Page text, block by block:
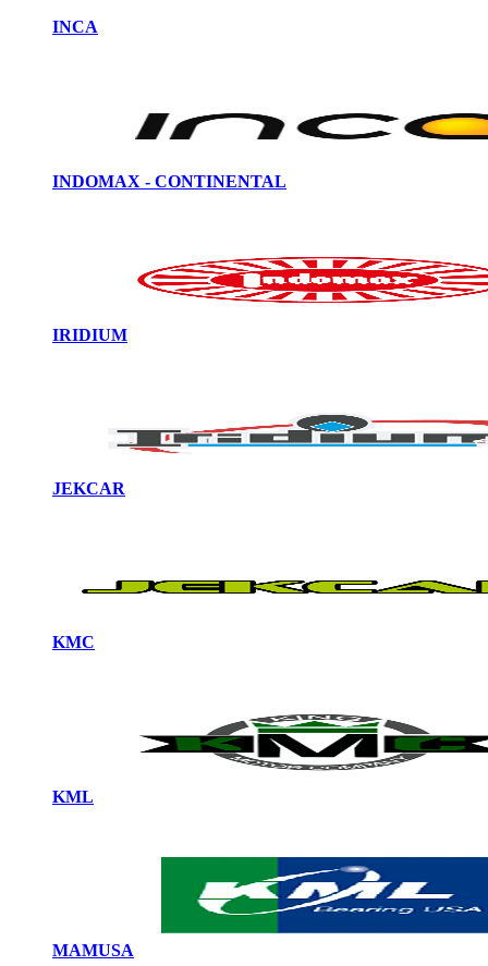
INCA
INDOMAX - CONTINENTAL
IRIDIUM
JEKCAR
KMC
KML
MAMUSA